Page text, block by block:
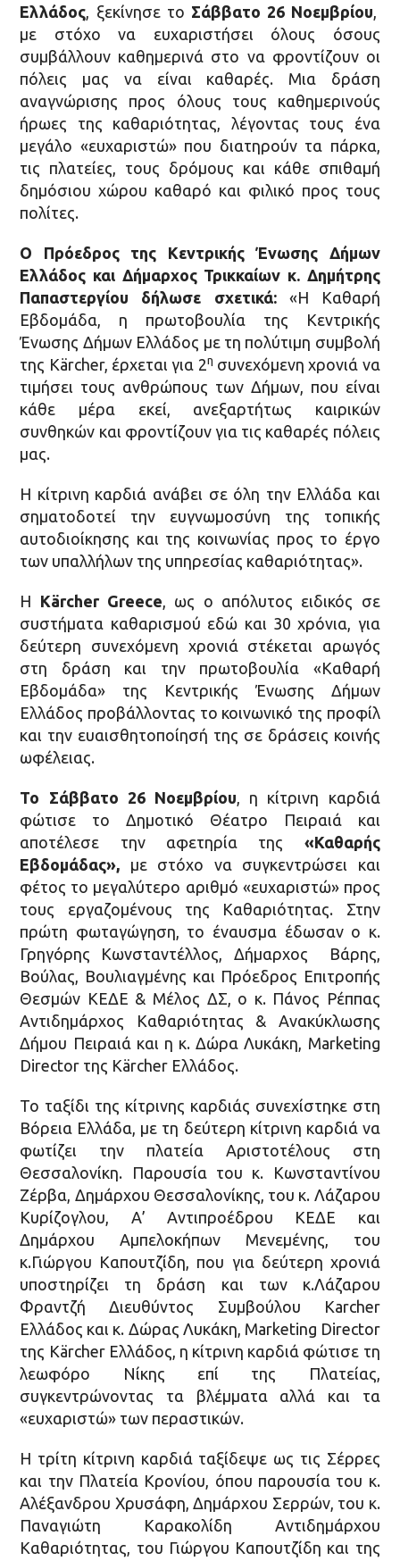
Ελλάδος, ξεκίνησε το Σάββατο 26 Νοεμβρίου,
με στόχο να ευχαριστήσει όλους όσους
συμβάλλουν καθημερινά στο να φροντίζουν οι
πόλεις μας να είναι καθαρές. Μια δράση
αναγνώρισης προς όλους τους καθημερινούς
ήρωες της καθαριότητας, λέγοντας τους ένα
μεγάλο «ευχαριστώ» που διατηρούν τα πάρκα,
τις πλατείες, τους δρόμους και κάθε σπιθαμή
δημόσιου χώρου καθαρό και φιλικό προς τους
πολίτες.
Ο Πρόεδρος της Κεντρικής Ένωσης Δήμων
Ελλάδος και Δήμαρχος Τρικκαίων κ. Δημήτρης
Παπαστεργίου δήλωσε σχετικά:«Η Καθαρή
Εβδομάδα, η πρωτοβουλία της Κεντρικής
Ένωσης Δήμων Ελλάδος με τη πολύτιμη συμβολή
της Kärcher, έρχεται για 2η συνεχόμενη χρονιά να
τιμήσει τους ανθρώπους των Δήμων, που είναι
κάθε μέρα εκεί, ανεξαρτήτως καιρικών
συνθηκών και φροντίζουν για τις καθαρές πόλεις
μας.
Η κίτρινη καρδιά ανάβει σε όλη την Ελλάδα και
σηματοδοτεί την ευγνωμοσύνη της τοπικής
αυτοδιοίκησης και της κοινωνίας προς το έργο
των υπαλλήλων της υπηρεσίας καθαριότητας».
Η Kärcher Greece, ως ο απόλυτος ειδικός σε
συστήματα καθαρισμού εδώ και 30 χρόνια, για
δεύτερη συνεχόμενη χρονιά στέκεται αρωγός
στη δράση και την πρωτοβουλία «Καθαρή
Εβδομάδα» της Κεντρικής Ένωσης Δήμων
Ελλάδος προβάλλοντας το κοινωνικό της προφίλ
και την ευαισθητοποίησή της σε δράσεις κοινής
ωφέλειας.
Το Σάββατο 26 Νοεμβρίου, η κίτρινη καρδιά
φώτισε το Δημοτικό Θέατρο Πειραιά και
αποτέλεσε την αφετηρία της «Καθαρής
Εβδομάδας», με στόχο να συγκεντρώσει και
φέτος το μεγαλύτερο αριθμό «ευχαριστώ» προς
τους εργαζομένους της Καθαριότητας. Στην
πρώτη φωταγώγηση, το έναυσμα έδωσαν ο κ.
Γρηγόρης Κωνσταντέλλος, Δήμαρχος Βάρης,
Βούλας, Βουλιαγμένης και Πρόεδρος Επιτροπής
Θεσμών ΚΕΔΕ & Μέλος ΔΣ, ο κ. Πάνος Ρέππας
Αντιδημάρχος Καθαριότητας & Ανακύκλωσης
Δήμου Πειραιά και η κ. Δώρα Λυκάκη, Marketing
Director της Kärcher Ελλάδος.
Το ταξίδι της κίτρινης καρδιάς συνεχίστηκε στη
Βόρεια Ελλάδα, με τη δεύτερη κίτρινη καρδιά να
φωτίζει την πλατεία Αριστοτέλους στη
Θεσσαλονίκη. Παρουσία του κ. Κωνσταντίνου
Ζέρβα, Δημάρχου Θεσσαλονίκης, του κ. Λάζαρου
Κυρίζογλου, Α’ Αντιπροέδρου ΚΕΔΕ και
Δημάρχου Αμπελοκήπων Μενεμένης, του
κ.Γιώργου Καπουτζίδη, που για δεύτερη χρονιά
υποστηρίζει τη δράση και των κ.Λάζαρου
Φραντζή Διευθύντος Συμβούλου Karcher
Ελλάδος και κ. Δώρας Λυκάκη, Marketing Director
της Kärcher Ελλάδος, η κίτρινη καρδιά φώτισε τη
λεωφόρο Νίκης επί της Πλατείας,
συγκεντρώνοντας τα βλέμματα αλλά και τα
«ευχαριστώ» των περαστικών.
Η τρίτη κίτρινη καρδιά ταξίδεψε ως τις Σέρρες
και την Πλατεία Κρονίου, όπου παρουσία του κ.
Αλέξανδρου Χρυσάφη, Δημάρχου Σερρών, του κ.
Παναγιώτη Καρακολίδη Αντιδημάρχου
Καθαριότητας, του Γιώργου Καπουτζίδη και της